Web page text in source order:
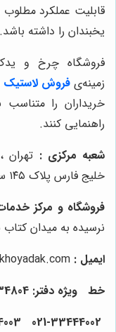
قابلیت عملکرد
یخبندان را داشته باشد.
فروشگاه چرخ و
زمینه‌ی فروش
خریداران را
راهنمایی کنند.
شعبه مرکزی : تهران
خلیج فارس پلاک ۱۴۵ ساختمان چرخ و یدک.
فروشگاه و مرکز
نرسیده به میدان کتاب
ایمیل :
خط ویژه دفتر: 34804-021
021-33444002 021-33444003